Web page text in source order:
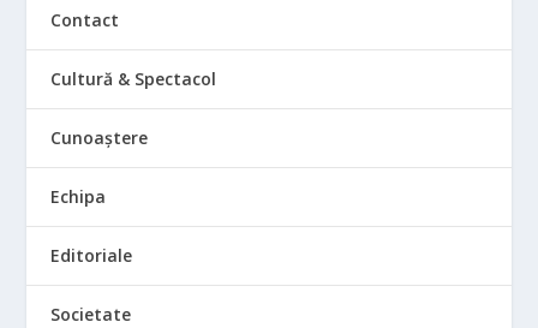
Contact
Cultură & Spectacol
Cunoaștere
Echipa
Editoriale
Societate